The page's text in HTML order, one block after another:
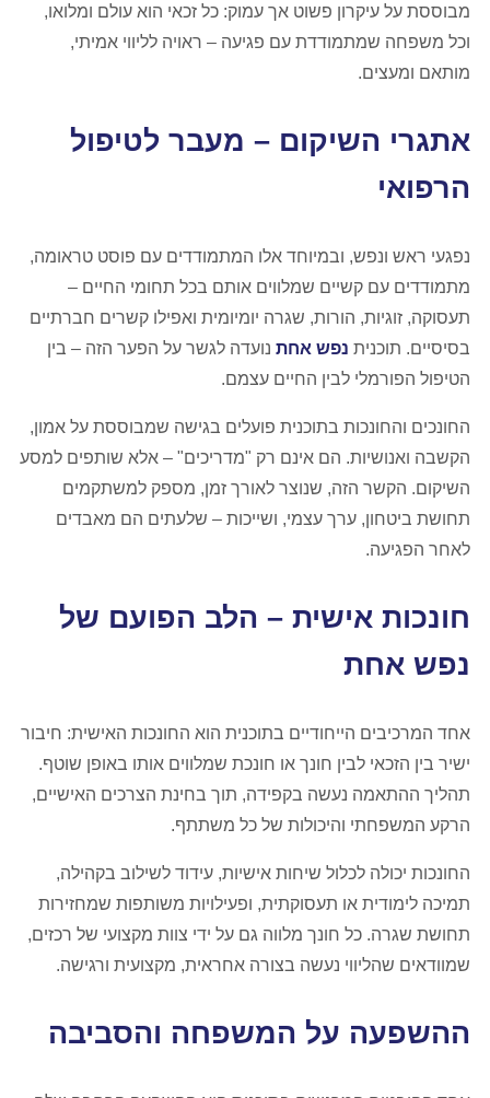
מבוססת על עיקרון פשוט אך עמוק: כל זכאי הוא עולם ומלואו,
וכל משפחה שמתמודדת עם פגיעה – ראויה לליווי אמיתי,
מותאם ומעצים.
אתגרי השיקום – מעבר לטיפול
הרפואי
נפגעי ראש ונפש, ובמיוחד אלו המתמודדים עם פוסט טראומה,
מתמודדים עם קשיים שמלווים אותם בכל תחומי החיים –
תעסוקה, זוגיות, הורות, שגרה יומיומית ואפילו קשרים חברתיים
בסיסיים. תוכנית נפש אחת נועדה לגשר על הפער הזה – בין
הטיפול הפורמלי לבין החיים עצמם.
החונכים והחונכות בתוכנית פועלים בגישה שמבוססת על אמון,
הקשבה ואנושיות. הם אינם רק "מדריכים" – אלא שותפים למסע
השיקום. הקשר הזה, שנוצר לאורך זמן, מספק למשתקמים
תחושת ביטחון, ערך עצמי, ושייכות – שלעתים הם מאבדים
לאחר הפגיעה.
חונכות אישית – הלב הפועם של
נפש אחת
אחד המרכיבים הייחודיים בתוכנית הוא החונכות האישית: חיבור
ישיר בין הזכאי לבין חונך או חונכת שמלווים אותו באופן שוטף.
תהליך ההתאמה נעשה בקפידה, תוך בחינת הצרכים האישיים,
הרקע המשפחתי והיכולות של כל משתתף.
החונכות יכולה לכלול שיחות אישיות, עידוד לשילוב בקהילה,
תמיכה לימודית או תעסוקתית, ופעילויות משותפות שמחזירות
תחושת שגרה. כל חונך מלווה גם על ידי צוות מקצועי של רכזים,
שמוודאים שהליווי נעשה בצורה אחראית, מקצועית ורגישה.
ההשפעה על המשפחה והסביבה